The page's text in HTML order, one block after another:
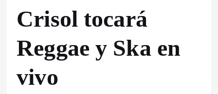
Crisol tocará
Reggae y Ska en
vivo